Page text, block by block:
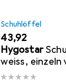
Schuhlöffel
EUR
43,92
Hygostar
weiss,
Hotels,